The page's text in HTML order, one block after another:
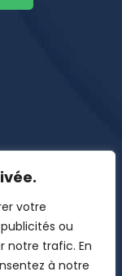
votre
ou
notre trafic. En
à notre
suivre
nos
et
solaire. Ne
avec nous